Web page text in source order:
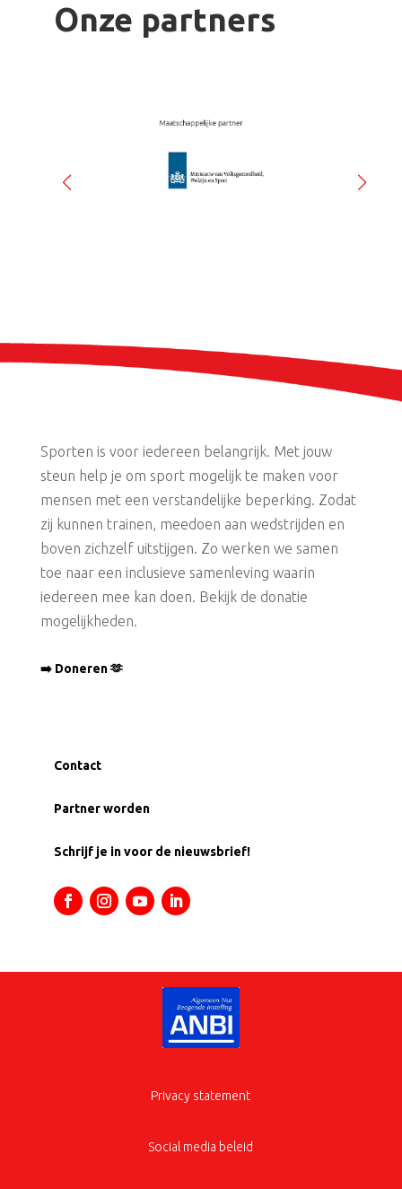
Onze partners
Sporten is voor iedereen belangrijk. Met jouw
steun help je om sport mogelijk te maken voor
mensen met een verstandelijke beperking. Zodat
zij kunnen trainen, meedoen aan wedstrijden en
boven zichzelf uitstijgen. Zo werken we samen
toe naar een inclusieve samenleving waarin
iedereen mee kan doen. Bekijk de donatie
mogelijkheden.
➡️ Doneren 🫶
Contact
Partner worden
Schrijf je in voor de nieuwsbrief!
Privacy statement
Social media beleid